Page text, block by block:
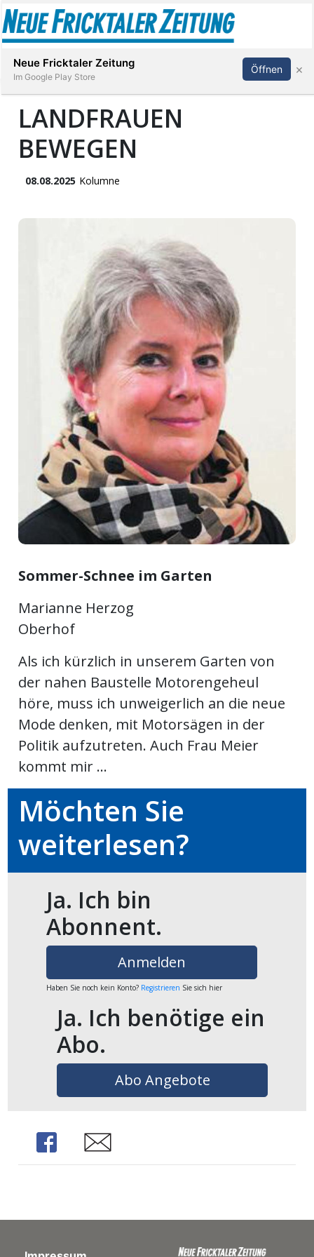
Stellen
Abonnieren Anmelden
LANDFRAUEN
BEWEGEN
08.08.2025 Kolumne
Sommer-Schnee im Garten
Marianne Herzog
Oberhof
Als ich kürzlich in unserem Garten von
der nahen Baustelle Motorengeheul
höre, muss ich unweigerlich an die neue
Mode denken, mit Motorsägen in der
Politik aufzutreten. Auch Frau Meier
kommt mir ...
Möchten Sie
weiterlesen?
Ja. Ich bin
Abonnent.
Anmelden
Haben Sie noch kein Konto? Registrieren Sie sich hier
Ja. Ich benötige ein
Abo.
Abo Angebote
Share Share
Neue Fricktaler Zeitung
Im Google Play Store
Öffnen ×